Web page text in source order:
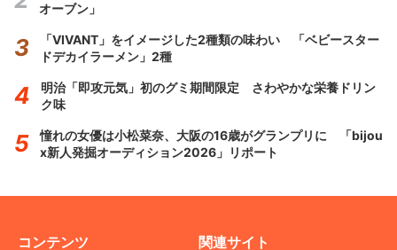
オーブン」
「VIVANT」をイメージした2種類の味わい 「ベビースター
ドデカイラーメン」2種
明治「即攻元気」初のグミ期間限定 さわやかな栄養ドリン
ク味
憧れの女優は小松菜奈、大阪の16歳がグランプリに 「bijou
x新人発掘オーディション2026」リポート
コンテンツ 関連サイト